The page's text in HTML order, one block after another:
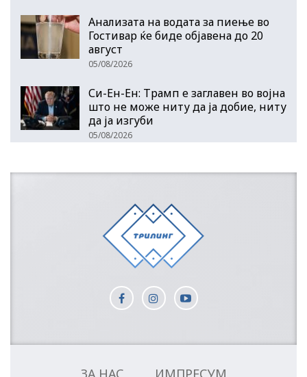
Анализата на водата за пиење во
Гостивар ќе биде објавена до 20
август
05/08/2026
Си-Ен-Ен: Трамп е заглавен во војна
што не може ниту да ја добие, ниту
да ја изгуби
05/08/2026